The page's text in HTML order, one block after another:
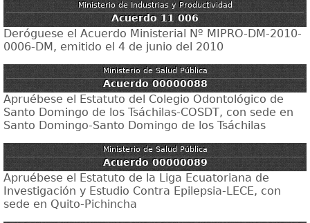
Ministerio de Industrias y Productividad
Acuerdo 11 006
Deróguese el Acuerdo Ministerial Nº MIPRO-DM-2010-
0006-DM, emitido el 4 de junio del 2010
Ministerio de Salud Pública
Acuerdo 00000088
Apruébese el Estatuto del Colegio Odontológico de
Santo Domingo de los Tsáchilas-COSDT, con sede en
Santo Domingo-Santo Domingo de los Tsáchilas
Ministerio de Salud Pública
Acuerdo 00000089
Apruébese el Estatuto de la Liga Ecuatoriana de
Investigación y Estudio Contra Epilepsia-LECE, con
sede en Quito-Pichincha